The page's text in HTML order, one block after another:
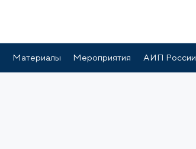
Материалы Мероприятия АИП России